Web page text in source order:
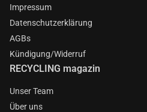
Impressum
Datenschutzerklärung
AGBs
Kündigung/Widerruf
RECYCLING magazin
Unser Team
Über uns